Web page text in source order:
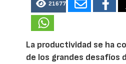
21677
La productividad se ha
de los grandes desafíos